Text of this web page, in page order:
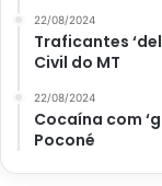
22/08/2024
Traficantes
Civil do MT
22/08/2024
Cocaína com
Poconé